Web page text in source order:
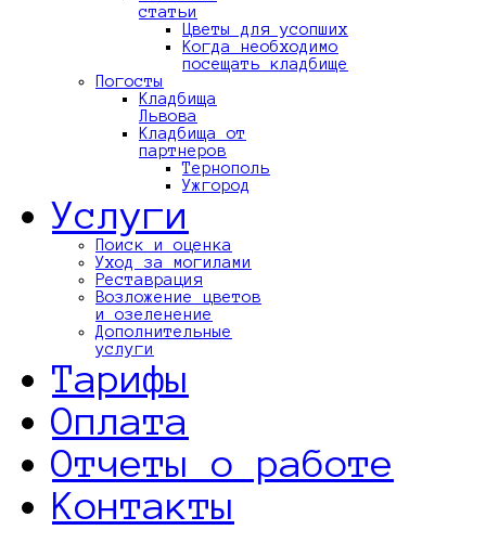
статьи
Цветы для усопших
Когда необходимо
посещать кладбище
Погосты
Кладбища
Львова
Кладбища от
партнеров
Тернополь
Ужгород
Услуги
Поиск и оценка
Уход за могилами
Реставрация
Возложение цветов
и озеленение
Дополнительные
услуги
Тарифы
Оплата
Отчеты о работе
Контакты